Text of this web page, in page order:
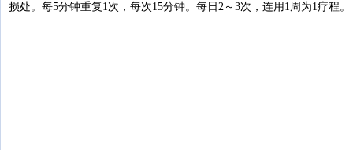
损处。每5分钟重复1次，每次15分钟。每日2～3次，连用1周为1疗程。